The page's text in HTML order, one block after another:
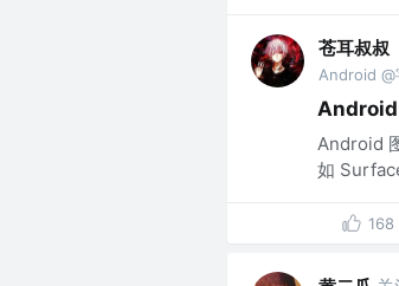
苍耳叔叔
Android @
Android
Android
如
168